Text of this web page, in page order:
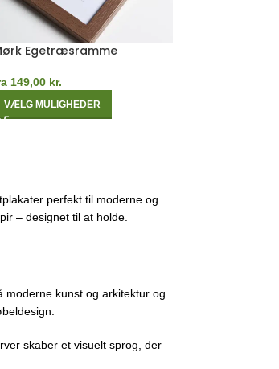
Egetræsramme
149,00 kr.
VÆLG MULIGHEDER
perfekt til moderne og
– designet til at holde.
kunst og arkitektur og
skaber et visuelt sprog, der